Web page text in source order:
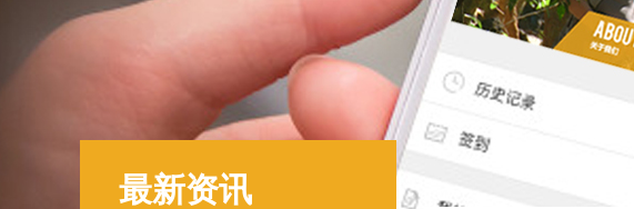
最新资讯